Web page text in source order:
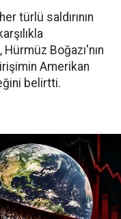
türlü saldırının
Hürmüz Boğazı'nın
Amerikan
belirtti.